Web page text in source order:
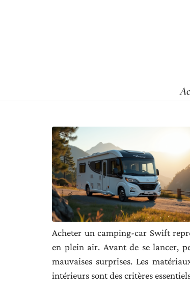
Acheter un camping-car Swift
en plein air. Avant de se lancer,
mauvaises surprises. Les
intérieurs sont des critères